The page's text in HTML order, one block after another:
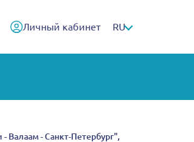
Личный кабинет RU
Валаам - Санкт-Петербург",